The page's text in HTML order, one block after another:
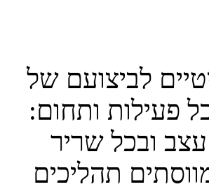
לביצועם של
פעילות ותחום:
ובכל שריר
תהליכים